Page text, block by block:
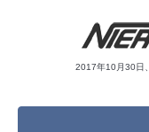
2017年10月30日